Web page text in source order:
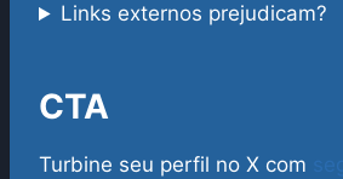
Links externos prejudicam?
CTA
Turbine seu perfil no X com